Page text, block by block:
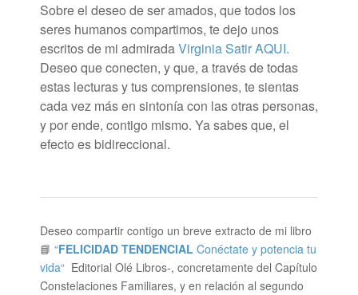
Sobre el deseo de ser amados, que todos los
seres humanos compartimos, te dejo unos
escritos de mi admiradaVirginia Satir AQUI.
Deseo que conecten, y que, a través de todas
estas lecturas y tus comprensiones, te sientas
cada vez más en sintonía con las otras personas,
y por ende, contigo mismo. Ya sabes que, el
efecto es bidireccional.
Deseo compartir contigo un breve extracto de mi libro
📘 “FELICIDAD TENDENCIAL Conéctate y potencia tu
vida“Editorial Olé Libros-, concretamente del Capítulo
Constelaciones Familiares, y en relación al segundo